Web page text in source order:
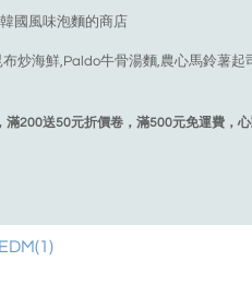
國風味泡麵的商店
炒海鮮,Paldo牛骨湯麵,農心馬鈴薯起
200送50元折價卷，滿500元免運費，